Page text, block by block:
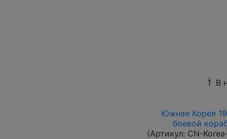
1 В
Южная Корея
боевой
(Артикул: CN-